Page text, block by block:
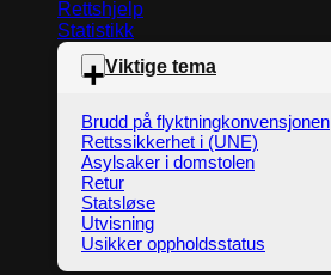
Rettshjelp
Statistikk
Viktige tema
Brudd på flyktningkonvensjonen
Rettssikkerhet i (UNE)
Asylsaker i domstolen
Retur
Statsløse
Utvisning
Usikker oppholdsstatus